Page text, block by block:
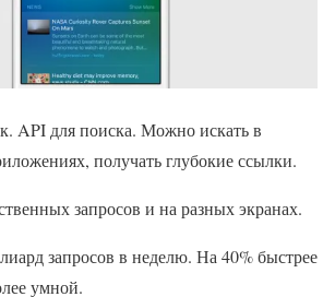
API для поиска. Можно искать в
получать глубокие ссылки.
запросов и на разных экранах.
запросов в неделю. На 40% быстрее
умной.